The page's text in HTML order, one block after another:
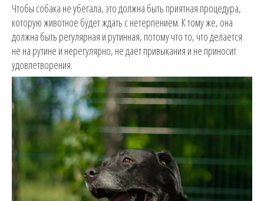
Чтобы собака не убегала, это должна быть приятная процедура,
которую животное будет ждать с нетерпением. К тому же, она
должна быть регулярная и рутинная, потому что то, что делается
не на рутине и нерегулярно, не дает привыкания и не приносит
удовлетворения.